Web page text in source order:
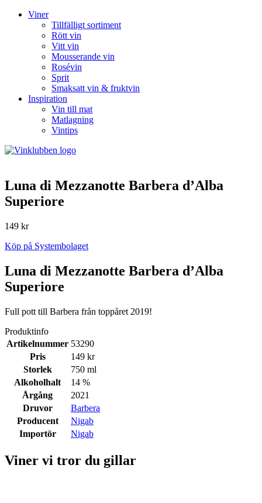
Viner
Tillfälligt sortiment
Rött vin
Vitt vin
Mousserande vin
Rosévin
Sprit
Smaksatt vin & fruktvin
Inspiration
Vin till mat
Matlagning
Vintips
Luna di Mezzanotte Barbera d’Alba
Superiore
149 kr
Köp på Systembolaget
Luna di Mezzanotte Barbera d’Alba
Superiore
Full pott till Barbera från toppåret 2019!
Produktinfo
Artikelnummer 53290
Pris
149 kr
Storlek
750 ml
Alkoholhalt
14 %
Årgång
2021
Druvor
Barbera
Producent
Nigab
Importör
Nigab
Viner vi tror du gillar